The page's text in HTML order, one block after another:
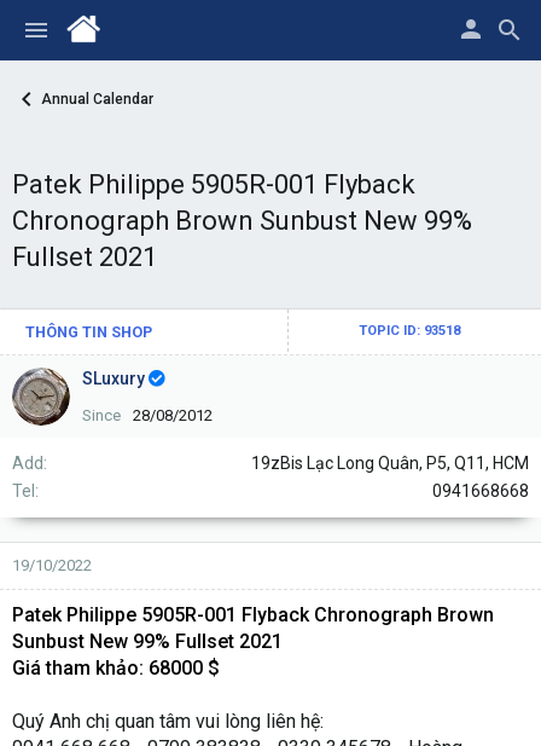
Annual Calendar
Patek Philippe 5905R-001 Flyback
Chronograph Brown Sunbust New 99%
Fullset 2021
THÔNG TIN SHOP TOPIC ID: 93518
SLuxury
Since 28/08/2012
Add
19zBis Lạc Long Quân, P5, Q11, HCM
Tel
0941668668
19/10/2022
Patek Philippe 5905R-001 Flyback Chronograph Brown
Sunbust New 99% Fullset 2021
Giá tham khảo: 68000 $
Quý Anh chị quan tâm vui lòng liên hệ: